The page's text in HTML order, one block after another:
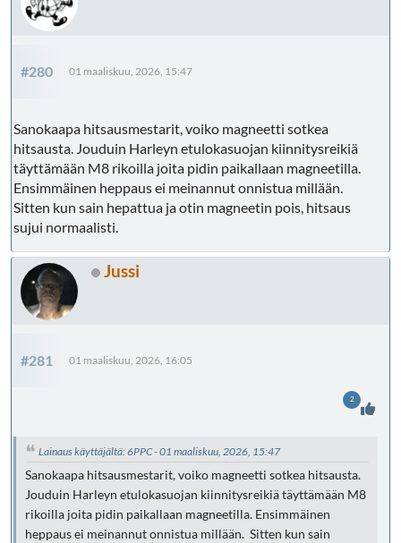
#280 01 maaliskuu, 2026, 15:47
Sanokaapa hitsausmestarit, voiko magneetti sotkea
hitsausta. Jouduin Harleyn etulokasuojan kiinnitysreikiä
täyttämään M8 rikoilla joita pidin paikallaan magneetilla.
Ensimmäinen heppaus ei meinannut onnistua millään.
Sitten kun sain hepattua ja otin magneetin pois, hitsaus
sujui normaalisti.
Jussi
#281 01 maaliskuu, 2026, 16:05
Lainaus käyttäjältä: 6PPC - 01 maaliskuu, 2026, 15:47
Sanokaapa hitsausmestarit, voiko magneetti sotkea hitsausta.
Jouduin Harleyn etulokasuojan kiinnitysreikiä täyttämään M8
rikoilla joita pidin paikallaan magneetilla. Ensimmäinen
heppaus ei meinannut onnistua millään. Sitten kun sain
2